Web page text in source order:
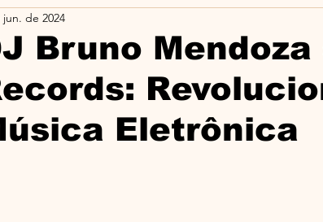
Jarre
Bruno
Eletrônica
de 2024